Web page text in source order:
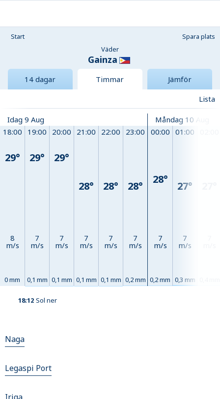
Start
Spara plats
Väder
Gainza
14 dagar Timmar
Jämför
Lista
Idag 9 Aug
18:00
29°
8
m/s
0 mm
19:00
29°
7
m/s
0,1 mm
20:00
29°
7
m/s
0,1 mm
21:00
28°
7
m/s
0,1 mm
22:00
28°
7
m/s
0,1 mm
23:00
28°
7
m/s
0,2 mm
Måndag 10 Aug
00:00
28°
7
m/s
0,2 mm
01:00
27°
7
m/s
0,3 mm
18:12 Sol ner
Naga
Legaspi Port